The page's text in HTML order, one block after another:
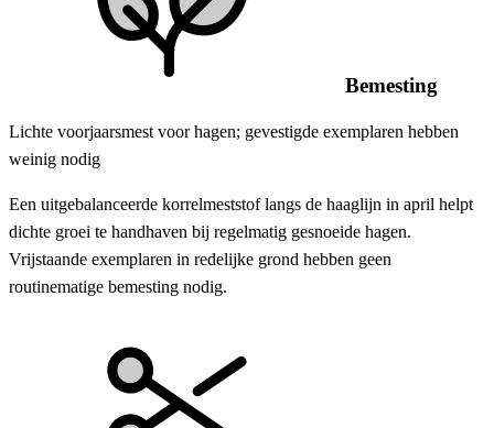
Bemesting
Lichte voorjaarsmest voor hagen; gevestigde exemplaren hebben
weinig nodig
Een uitgebalanceerde korrelmeststof langs de haaglijn in april helpt
dichte groei te handhaven bij regelmatig gesnoeide hagen.
Vrijstaande exemplaren in redelijke grond hebben geen
routinematige bemesting nodig.